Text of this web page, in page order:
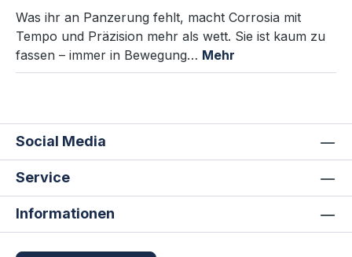
Was ihr an Panzerung fehlt, macht Corrosia mit
Tempo und Präzision mehr als wett. Sie ist kaum zu
fassen – immer in Bewegung… Mehr
Social Media
Service
Informationen